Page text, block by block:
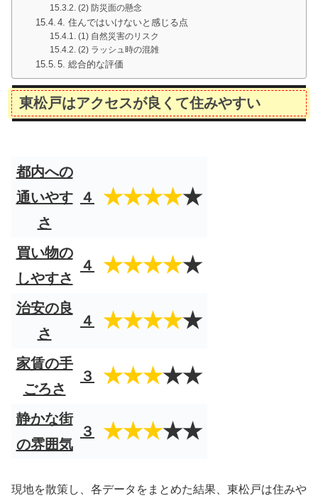
(2) 防災面の懸念
4. 住んではいけないと感じる点
(1) 自然災害のリスク
(2) ラッシュ時の混雑
5. 総合的な評価
東松戸はアクセスが良くて住みやすい
都内への
通いやす
さ
４ ★★★★★
買い物の
しやすさ
４ ★★★★★
治安の良
さ
４ ★★★★★
家賃の手
ごろさ
３ ★★★★★
静かな街
の雰囲気
３ ★★★★★
現地を散策し、各データをまとめた結果、東松戸は住みや